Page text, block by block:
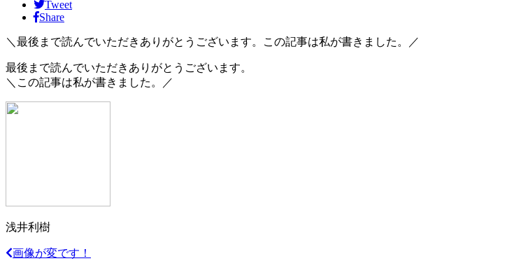
Tweet
Share
＼最後まで読んでいただきありがとうございます。この記事は私が書きました。／
最後まで読んでいただきありがとうございます。
＼この記事は私が書きました。／
浅井利樹
画像が変です！